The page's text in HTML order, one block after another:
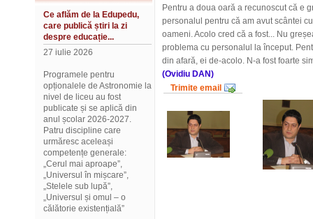
Ce aflăm de la Edupedu,
care publică știri la zi
despre educație...
27 iulie 2026
Programele pentru
opționalele de Astronomie la
nivel de liceu au fost
publicate și se aplică din
anul școlar 2026-2027.
Patru discipline care
urmăresc aceleași
competențe generale:
„Cerul mai aproape”,
„Universul în mișcare”,
„Stelele sub lupă”,
„Universul și omul – o
călătorie existențială”
Pentru a doua oară a recunoscut că e
personalul pentru că am avut scântei
oameni. Acolo cred că a fost... Nu
problema cu personalul la început.
din afară, ei de-acolo. N-a fost foarte
(Ovidiu DAN)
Trimite email